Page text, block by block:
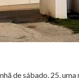
de sábado, 25,